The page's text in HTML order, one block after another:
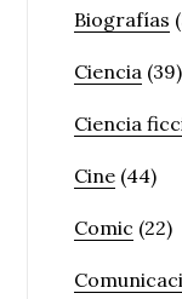
Biografías
Ciencia (39)
Ciencia
Cine (44)
Comic (22)